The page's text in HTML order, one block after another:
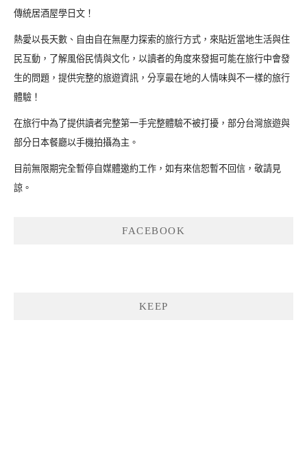
傳統居酒屋學日文！
熱愛以長天數、自由自在無壓力探索的旅行方式，來貼近當地生活與住
民互動，了解風俗民情與文化，以讀者的角度來發掘可能在旅行中會發
生的問題，提供完整的旅遊資訊，分享最在地的人情味與不一樣的旅行
體驗！
在旅行中為了提供讀者完整第一手完整體驗不被打擾，部分台灣旅遊與
部分日本餐廳以手機拍攝為主。
目前無限期完全暫停自媒體邀約工作，如有來信恕暫不回信，敬請見
諒。
FACEBOOK
KEEP